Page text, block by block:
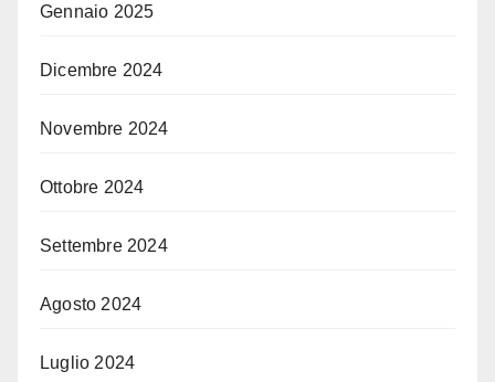
Gennaio 2025
Dicembre 2024
Novembre 2024
Ottobre 2024
Settembre 2024
Agosto 2024
Luglio 2024